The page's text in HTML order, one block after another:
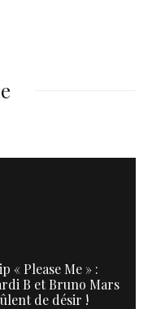
« Please Me » :
B et Bruno Mars
de désir !